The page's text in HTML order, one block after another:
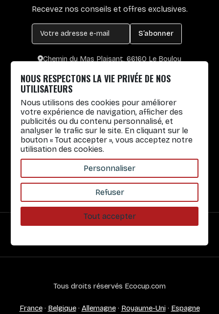
Recevez nos conseils et offres exclusives.
S’abonner
Chemin du Mas Plaisant, 66160 Le Boulou
Lun. au Vend. : 8h30-12h30 / 14h-17h
Gobelets réutilisables
Infos pratiques
Liens rapides
Nos Services
À propos
Tous droits réservés Ecocup.com
France· Belgique· Allemagne· Royaume-Uni · Espagne
NOUS RESPECTONS LA VIE PRIVÉE DE NOS
UTILISATEURS
Nous utilisons des cookies pour améliorer
votre expérience de navigation, afficher des
publicités ou du contenu personnalisé, et
analyser le trafic sur le site. En cliquant sur le
bouton « Tout accepter », vous acceptez notre
utilisation des cookies.
Personnaliser
Refuser
Tout accepter